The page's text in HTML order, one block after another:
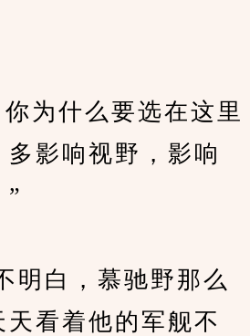
什么要选在这里
影响视野，影响
”
白，慕驰野那么
看着他的军舰不